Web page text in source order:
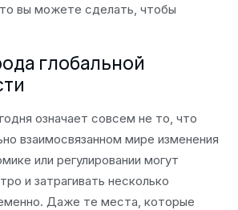
вы можете сделать, чтобы
глобальной
означает совсем не то, что
взаимосвязанном мире изменения
или регулировании могут
и затрагивать несколько
Даже те места, которые